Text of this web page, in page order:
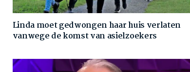
Linda moet gedwongen haar huis verlaten
vanwege de komst van asielzoekers